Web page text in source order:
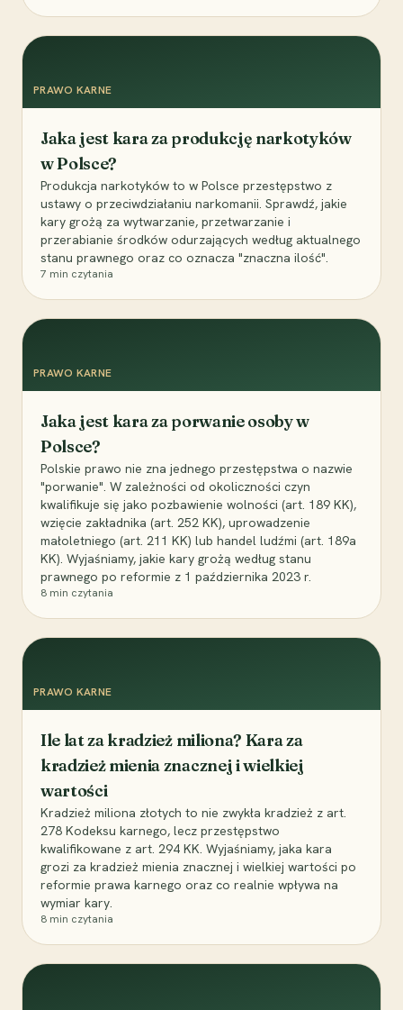
PRAWO KARNE
Jaka jest kara za produkcję narkotyków
w Polsce?
Produkcja narkotyków to w Polsce przestępstwo z
ustawy o przeciwdziałaniu narkomanii. Sprawdź, jakie
kary grożą za wytwarzanie, przetwarzanie i
przerabianie środków odurzających według aktualnego
stanu prawnego oraz co oznacza "znaczna ilość".
7 min czytania
PRAWO KARNE
Jaka jest kara za porwanie osoby w
Polsce?
Polskie prawo nie zna jednego przestępstwa o nazwie
"porwanie". W zależności od okoliczności czyn
kwalifikuje się jako pozbawienie wolności (art. 189 KK),
wzięcie zakładnika (art. 252 KK), uprowadzenie
małoletniego (art. 211 KK) lub handel ludźmi (art. 189a
KK). Wyjaśniamy, jakie kary grożą według stanu
prawnego po reformie z 1 października 2023 r.
8 min czytania
PRAWO KARNE
Ile lat za kradzież miliona? Kara za
kradzież mienia znacznej i wielkiej
wartości
Kradzież miliona złotych to nie zwykła kradzież z art.
278 Kodeksu karnego, lecz przestępstwo
kwalifikowane z art. 294 KK. Wyjaśniamy, jaka kara
grozi za kradzież mienia znacznej i wielkiej wartości po
reformie prawa karnego oraz co realnie wpływa na
wymiar kary.
8 min czytania